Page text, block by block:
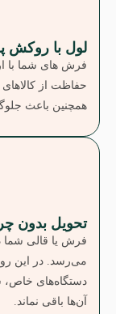
لول با روکش
فرش های شما با
حفاظت از
همچنین باعث
تحویل بدون
فرش یا قالی شما
می‌رسد. در این
دستگاه‌های خاص،
آن‌ها باقی نماند.